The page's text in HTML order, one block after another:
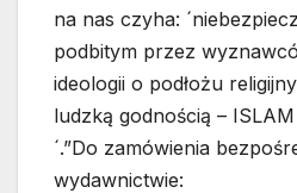
na nas czyha:
podbitym przez
ideologii o podłożu
ludzką godnością – ISLAM
´.”Do zamówienia
wydawnictwie: